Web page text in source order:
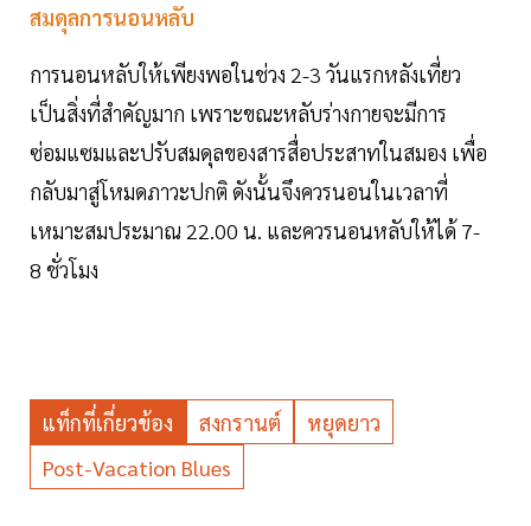
สมดุลการนอนหลับ
การนอนหลับให้เพียงพอในช่วง 2-3 วันแรกหลังเที่ยว
เป็นสิ่งที่สำคัญมาก เพราะขณะหลับร่างกายจะมีการ
ซ่อมแซมและปรับสมดุลของสารสื่อประสาทในสมอง เพื่อ
กลับมาสู่โหมดภาวะปกติ ดังนั้นจึงควรนอนในเวลาที่
เหมาะสมประมาณ 22.00 น. และควรนอนหลับให้ได้ 7-
8 ชั่วโมง
แท็กที่เกี่ยวข้อง สงกรานต์
หยุดยาว
Post-Vacation Blues